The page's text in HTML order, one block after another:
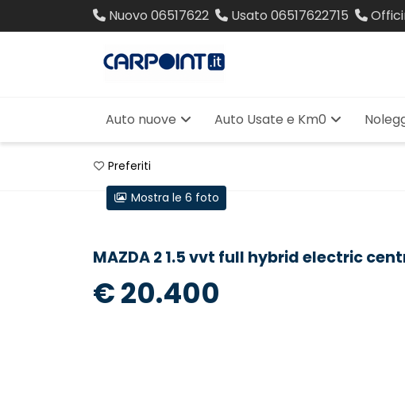
Nuovo 06517622 Usato 06517622715
Auto nuove Auto Usate e Km0
Preferiti
Mostra le 6 foto
MAZDA 2 1.5 vvt full hybrid electric
€ 20.400